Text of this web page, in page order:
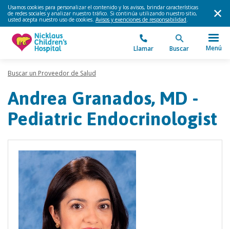
Usamos cookies para personalizar el contenido y los avisos, brindar características
de redes sociales y analizar nuestro tráfico. Si continúa utilizando nuestro sitio,
usted acepta nuestro uso de cookies. Avisos y exenciones de responsabilidad.
Llamar Buscar Menú
Buscar un Proveedor de Salud
Andrea Granados, MD -
Pediatric Endocrinologist